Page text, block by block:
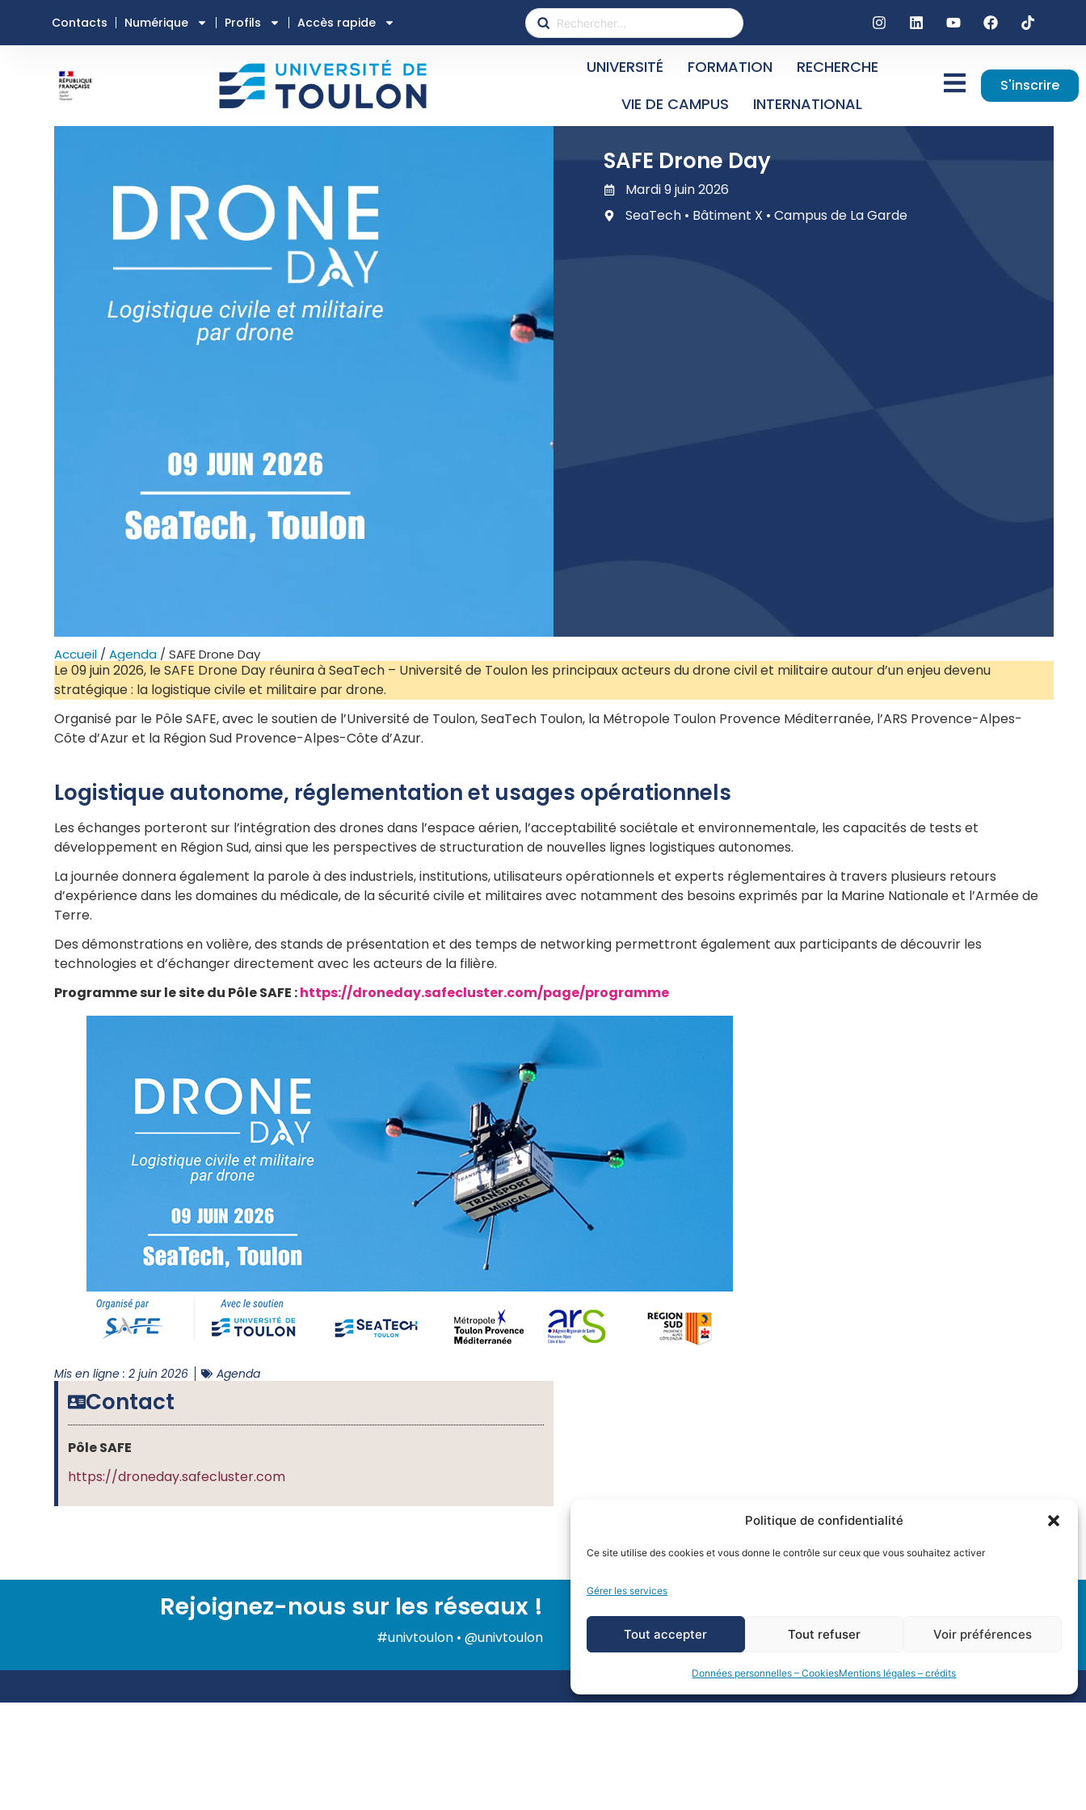
Politique de confidentialité
Ce site utilise des cookies et vous donne le contrôle sur ceux que vous souhaitez activer
Gérer les services
Tout accepter Tout refuser Voir préférences
Données personnelles – CookiesMentions légales – crédits
Contacts Numérique Profils Accès rapide
UNIVERSITÉ FORMATION
RECHERCHE
VIE DE CAMPUS
INTERNATIONAL
S'inscrire
SAFE Drone Day
Mardi 9 juin 2026
SeaTech • Bâtiment X • Campus de La Garde
Accueil /Agenda /SAFE Drone Day
Le 09 juin 2026, le SAFE Drone Day réunira à SeaTech – Université de Toulon les principaux acteurs du drone civil et militaire autour d’un enjeu devenu
stratégique : la logistique civile et militaire par drone.
Organisé par le Pôle SAFE, avec le soutien de l’Université de Toulon, SeaTech Toulon, la Métropole Toulon Provence Méditerranée, l’ARS Provence-Alpes-
Côte d’Azur et la Région Sud Provence-Alpes-Côte d’Azur.
Logistique autonome, réglementation et usages opérationnels
Les échanges porteront sur l’intégration des drones dans l’espace aérien, l’acceptabilité sociétale et environnementale, les capacités de tests et
développement en Région Sud, ainsi que les perspectives de structuration de nouvelles lignes logistiques autonomes.
La journée donnera également la parole à des industriels, institutions, utilisateurs opérationnels et experts réglementaires à travers plusieurs retours
d’expérience dans les domaines du médicale, de la sécurité civile et militaires avec notamment des besoins exprimés par la Marine Nationale et l’Armée de
Terre.
Des démonstrations en volière, des stands de présentation et des temps de networking permettront également aux participants de découvrir les
technologies et d’échanger directement avec les acteurs de la filière.
Programme sur le site du Pôle SAFE :https://droneday.safecluster.com/page/programme
Mis en ligne :2 juin 2026 Agenda
Contact
Pôle SAFE
https://droneday.safecluster.com
Rejoignez-nous sur les réseaux !
#univtoulon • @univtoulon